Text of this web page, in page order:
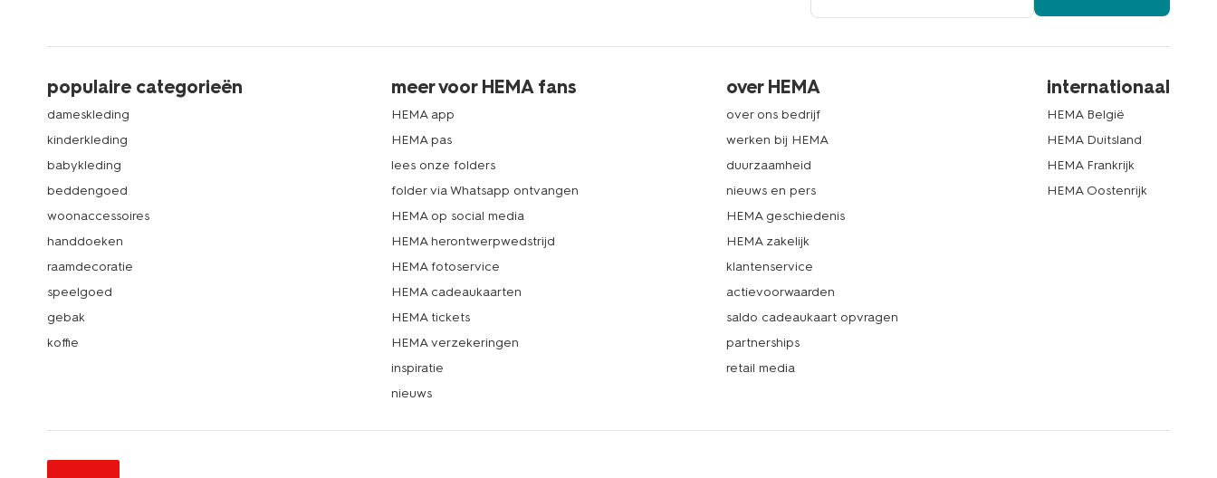
populaire categorieën
dameskleding
kinderkleding
babykleding
beddengoed
woonaccessoires
handdoeken
raamdecoratie
speelgoed
gebak
koffie
meer voor HEMA fans
HEMA app
HEMA pas
lees onze folders
folder via Whatsapp ontvangen
HEMA op social media
HEMA herontwerpwedstrijd
HEMA fotoservice
HEMA cadeaukaarten
HEMA tickets
HEMA verzekeringen
inspiratie
nieuws
over HEMA
over ons bedrijf
werken bij HEMA
duurzaamheid
nieuws en pers
HEMA geschiedenis
HEMA zakelijk
klantenservice
actievoorwaarden
saldo cadeaukaart opvragen
partnerships
retail media
internationaal
HEMA België
HEMA Duitsland
HEMA Frankrijk
HEMA Oostenrijk